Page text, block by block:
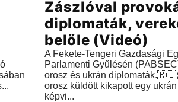
Zászlóval
diplomaták,
belőle (Videó)
A Fekete-Tengeri Gazdasági
Parlamenti Gyűlésén
orosz és ukrán
orosz küldött kikapott egy
képvi...